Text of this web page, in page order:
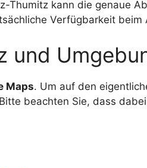
Thumitz kann die genaue
Verfügbarkeit beim
und
Maps. Um auf den
beachten Sie, dass